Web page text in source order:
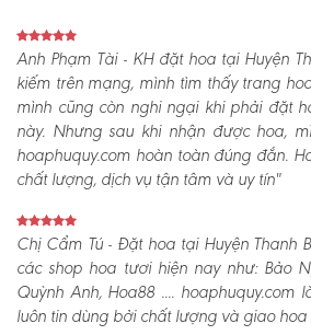
Anh Phạm Tài - KH đặt hoa tại Huyện
kiếm trên mạng, mình tìm thấy trang
mình cũng còn nghi ngại khi phải đặt
này. Nhưng sau khi nhận được hoa,
hoaphuquy.com hoàn toàn đúng đắn.
chất lượng, dịch vụ tận tâm và uy tín"
Chị Cẩm Tú - Đặt hoa tại Huyện Thanh
các shop hoa tươi hiện nay như: Bảo
Quỳnh Anh, Hoa88 .... hoaphuquy.com
luôn tin dùng bởi chất lượng và giao hoa